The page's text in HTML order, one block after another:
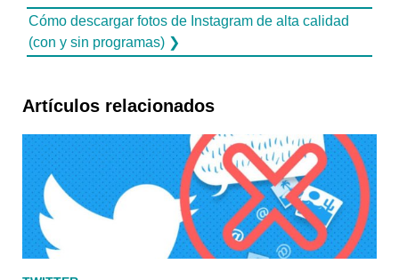
Cómo descargar fotos de Instagram de alta calidad
(con y sin programas) ❯
Artículos relacionados